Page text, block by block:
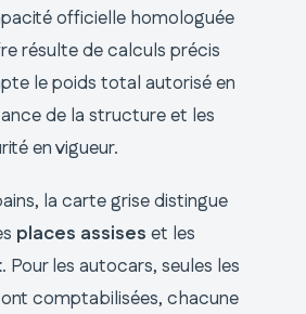
officielle homologuée
résulte de calculs précis
le poids total autorisé en
de la structure et les
en vigueur.
la carte grise distingue
places assises et les
. Pour les autocars, seules les
comptabilisées, chacune